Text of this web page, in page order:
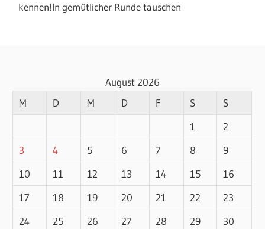
kennen!In gemütlicher Runde tauschen
August 2026
M
D M D F S
S
1
2
3
4 5 6 7 8
9
10
11 12 13 14 15
16
17
18 19 20 21 22
23
24
25 26 27 28 29
30